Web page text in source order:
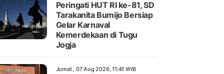
Peringati HUT RI ke-81, SD
Tarakanita Bumijo Bersiap
Gelar Karnaval
Kemerdekaan di Tugu
Jogja
Jumat , 07 Aug 2026, 11:41 WIB